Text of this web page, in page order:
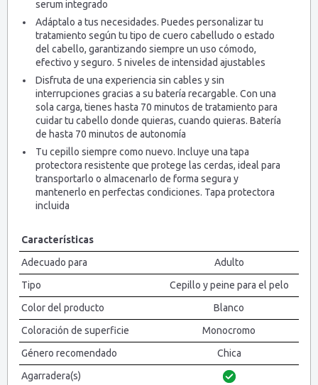
serum integrado
Adáptalo a tus necesidades. Puedes personalizar tu
tratamiento según tu tipo de cuero cabelludo o estado
del cabello, garantizando siempre un uso cómodo,
efectivo y seguro. 5 niveles de intensidad ajustables
Disfruta de una experiencia sin cables y sin
interrupciones gracias a su batería recargable. Con una
sola carga, tienes hasta 70 minutos de tratamiento para
cuidar tu cabello donde quieras, cuando quieras. Batería
de hasta 70 minutos de autonomía
Tu cepillo siempre como nuevo. Incluye una tapa
protectora resistente que protege las cerdas, ideal para
transportarlo o almacenarlo de forma segura y
mantenerlo en perfectas condiciones. Tapa protectora
incluida
Características
Adecuado para
Adulto
Tipo
Cepillo y peine para el pelo
Color del producto
Blanco
Coloración de superficie
Monocromo
Género recomendado
Chica
Agarradera(s)